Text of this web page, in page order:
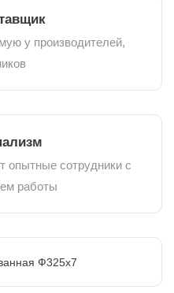
у производителей,
опытные сотрудники с
работы
Ф325х7